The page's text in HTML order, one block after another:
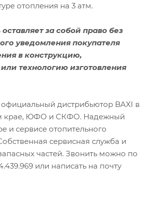
отопления на 3 атм.
за собой право без
уведомления покупателя
в конструкцию,
технологию изготовления
дистрибьютор BAXI в
крае, ЮФО и СКФО. Надежный
и сервисе отопительного
сервисная служба и
частей. Звонить можно по
или написать на почту